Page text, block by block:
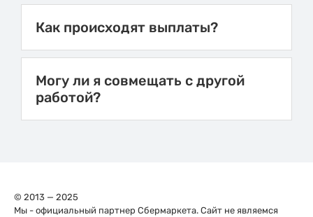
Как происходят выплаты?
Могу ли я совмещать с другой
работой?
© 2013 — 2025
Мы - официальный партнер Сбермаркета. Сайт не являемся